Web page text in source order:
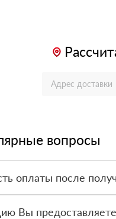
вопросы
оплаты после
Вы